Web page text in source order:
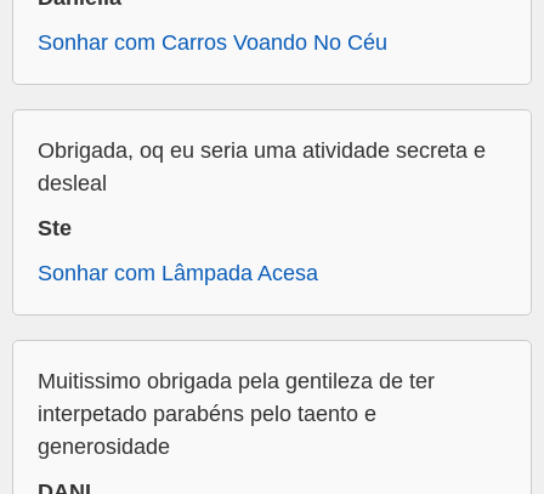
Sonhar com Carros Voando No Céu
Obrigada, oq eu seria uma atividade secreta e
desleal
Ste
Sonhar com Lâmpada Acesa
Muitissimo obrigada pela gentileza de ter
interpetado parabéns pelo taento e
generosidade